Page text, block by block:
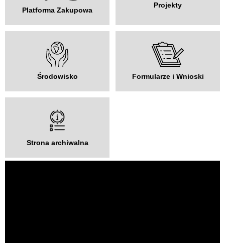
Platforma Zakupowa
Projekty
Środowisko Formularze i Wnioski
Strona archiwalna